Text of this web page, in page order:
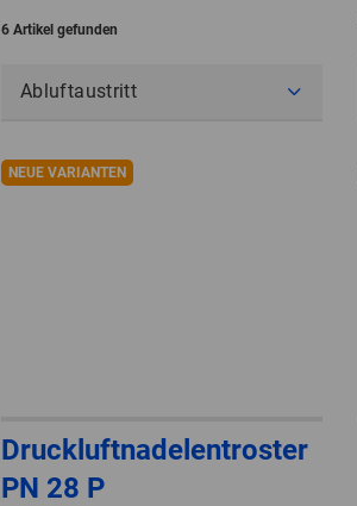
6 Artikel gefunden
Abluftaustritt
NEUE VARIANTEN
Druckluftnadelentroster
PN 28 P